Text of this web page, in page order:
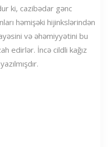
ki, cazibədar gənc
həmişəki hijinkslərindən
və əhəmiyyətini bu
edirlər. İncə cildli kağız